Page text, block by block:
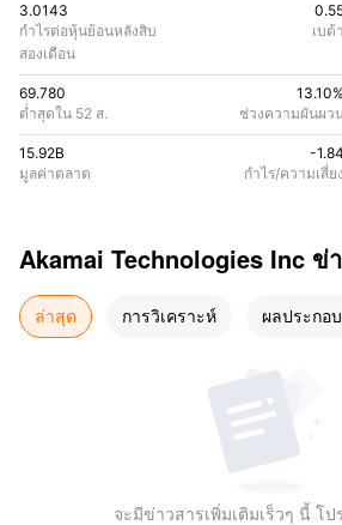
3.0143
กําไรต่อหุ้นย้อนหลังสิบ
สองเดือน
เบต้า
69.780
ต่ำสุดใน 52 ส.
13.10%
ช่วงความผันผว
15.92B
มูลค่าตลาด
-1.84
กำไร/ความเสี่ยง
Akamai Technologies Inc ข่
ล่าสุด การวิเคราะห์ ผลประกอ
จะมีข่าวสารเพิ่มเติมเร็วๆ นี้ โ